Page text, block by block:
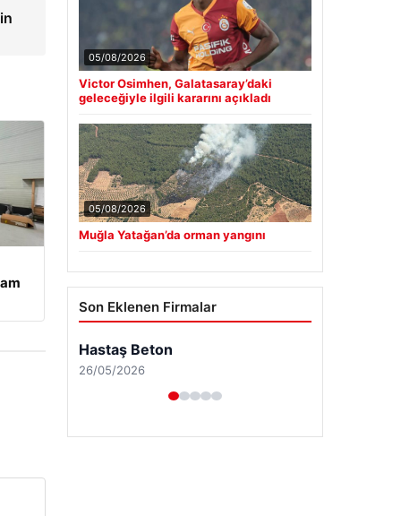
05/08/2026
Victor Osimhen, Galatasaray’daki
geleceğiyle ilgili kararını açıkladı
05/08/2026
Muğla Yatağan’da orman yangını
Son Eklenen Firmalar